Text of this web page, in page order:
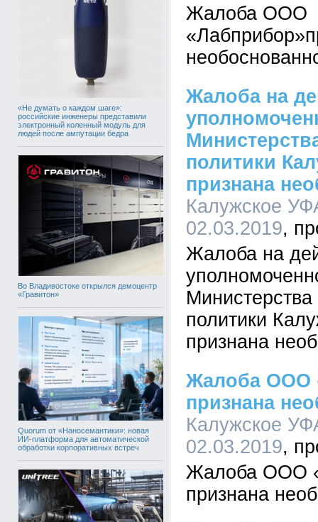
«Не думать о каждом шаге»:
российские инженеры представили
электронный коленный модуль для
людей после ампутации бедра
Во Владивостоке открылся демоцентр
«Гравитон»
Quorum от «Наносемантики»: новая
ИИ-платформа для автоматической
обработки корпоративных встреч
Жалоба ООО
Жалоба на
политики
признана
Калужское
02.03.2019
Жалоба на
Министерства
политики
признана
Жалоба ООО
признана
Калужское
02.03.2019
Жалоба ООО
признана